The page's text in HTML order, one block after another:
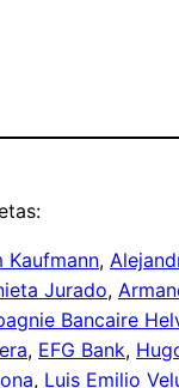
Kaufmann,
Jurado,
Bancaire
, EFG Bank,
, Luis Emilio